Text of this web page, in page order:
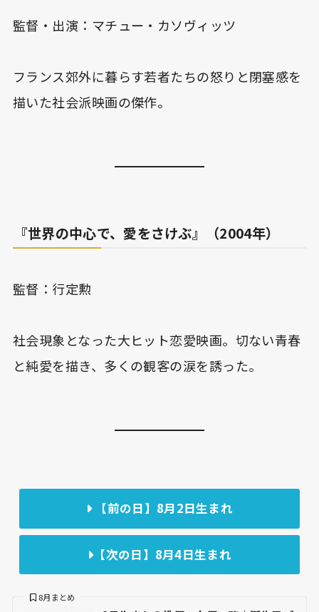
監督・出演：マチュー・カソヴィッツ
フランス郊外に暮らす若者たちの怒りと閉塞感を
描いた社会派映画の傑作。
『世界の中心で、愛をさけぶ』（2004年）
監督：行定勲
社会現象となった大ヒット恋愛映画。切ない青春
と純愛を描き、多くの観客の涙を誘った。
【前の日】8月2日生まれ
【次の日】8月4日生まれ
8月まとめ